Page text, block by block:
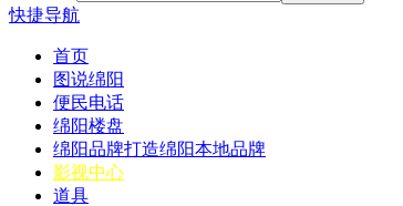
快捷导航
首页
图说绵阳
便民电话
绵阳楼盘
绵阳品牌打造绵阳本地品牌
影视中心
道具